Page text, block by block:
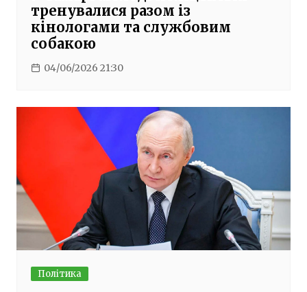
тренувалися разом із
кінологами та службовим
собакою
04/06/2026 21:30
Політика